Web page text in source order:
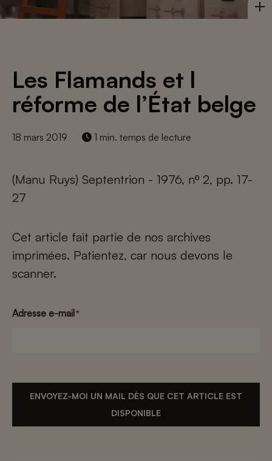
Les Flamands et l
réforme de l’État belge
18 mars 2019 1 min. temps de lecture
(Manu Ruys) Septentrion - 1976, nº 2, pp. 17-
27
Cet article fait partie de nos archives
imprimées. Patientez, car nous devons le
scanner.
Adresse e-mail*
ENVOYEZ-MOI UN MAIL DÈS QUE CET ARTICLE EST
DISPONIBLE